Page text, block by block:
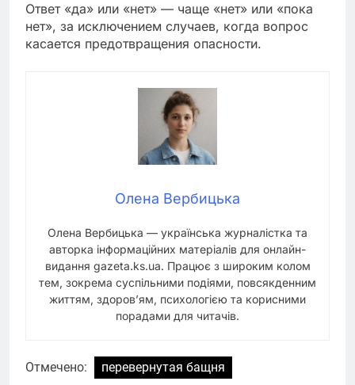
Ответ «да» или «нет» — чаще «нет» или «пока
нет», за исключением случаев, когда вопрос
касается предотвращения опасности.
Олена Вербицька
Олена Вербицька — українська журналістка та
авторка інформаційних матеріалів для онлайн-
видання gazeta.ks.ua. Працює з широким колом
тем, зокрема суспільними подіями, повсякденним
життям, здоров’ям, психологією та корисними
порадами для читачів.
Отмечено: перевернутая бащня